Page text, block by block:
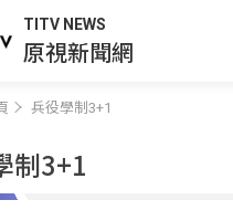
TITV NEWS
原視新聞網
兵役學制3+1
制3+1